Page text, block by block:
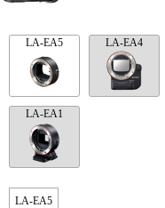
LA-EA5 LA-EA4
LA-EA1
LA-EA5